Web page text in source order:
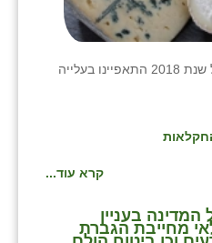
שנת 2017 והרבעון הראשון של שנת 2018 התאפיינו בעלייה
קרא עוד...
בעניין
מחייבת הגברת